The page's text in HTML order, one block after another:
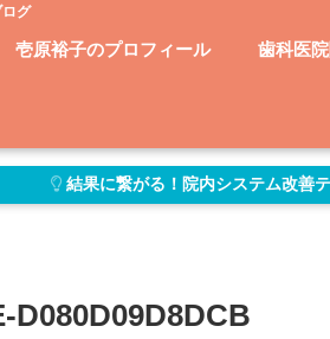
グ
壱原裕子のプロフィール 歯科医
結果に繋がる！院内システム改善
D080D09D8DCB